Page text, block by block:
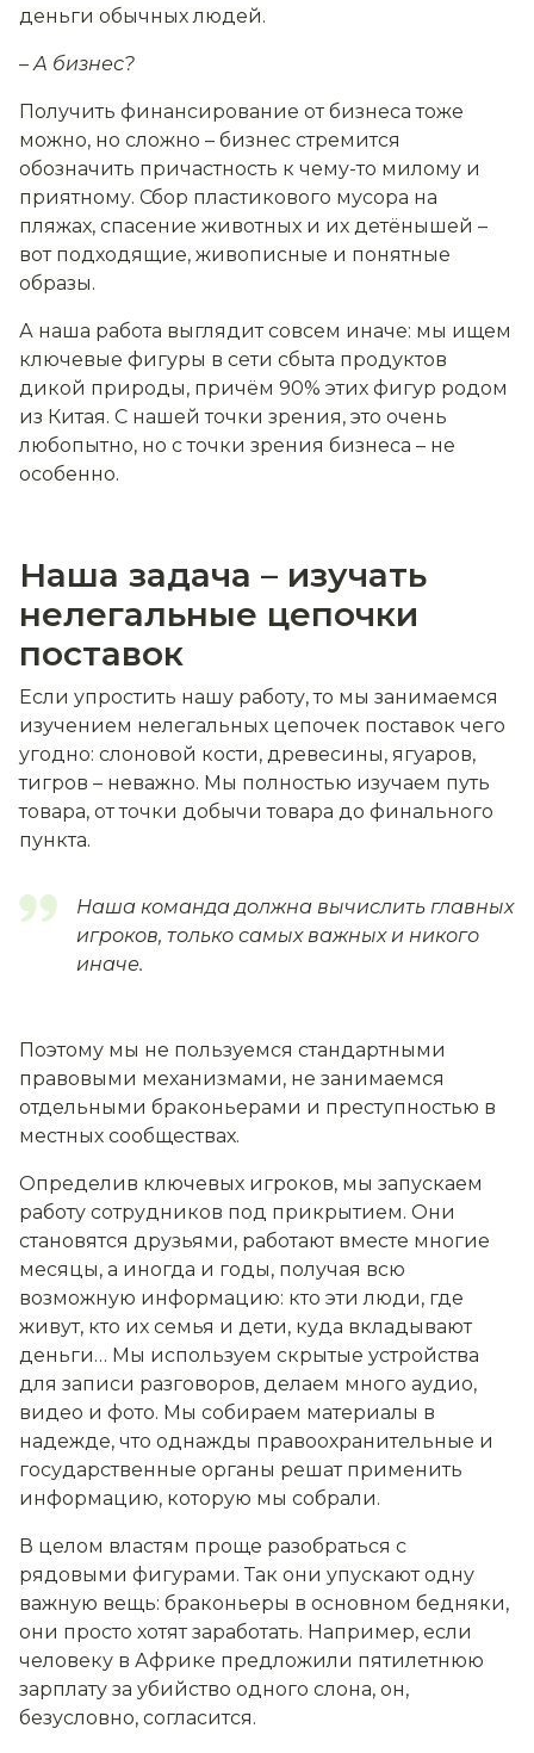
деньги обычных людей.
– А бизнес?
Получить финансирование от бизнеса тоже
можно, но сложно – бизнес стремится
обозначить причастность к чему-то милому и
приятному. Сбор пластикового мусора на
пляжах, спасение животных и их детёнышей –
вот подходящие, живописные и понятные
образы.
А наша работа выглядит совсем иначе: мы ищем
ключевые фигуры в сети сбыта продуктов
дикой природы, причём 90% этих фигур родом
из Китая. С нашей точки зрения, это очень
любопытно, но с точки зрения бизнеса – не
особенно.
Наша задача – изучать
нелегальные цепочки
поставок
Если упростить нашу работу, то мы занимаемся
изучением нелегальных цепочек поставок чего
угодно: слоновой кости, древесины, ягуаров,
тигров – неважно. Мы полностью изучаем путь
товара, от точки добычи товара до финального
пункта.
Наша команда должна вычислить главных
игроков, только самых важных и никого
иначе.
Поэтому мы не пользуемся стандартными
правовыми механизмами, не занимаемся
отдельными браконьерами и преступностью в
местных сообществах.
Определив ключевых игроков, мы запускаем
работу сотрудников под прикрытием. Они
становятся друзьями, работают вместе многие
месяцы, а иногда и годы, получая всю
возможную информацию: кто эти люди, где
живут, кто их семья и дети, куда вкладывают
деньги… Мы используем скрытые устройства
для записи разговоров, делаем много аудио,
видео и фото. Мы собираем материалы в
надежде, что однажды правоохранительные и
государственные органы решат применить
информацию, которую мы собрали.
В целом властям проще разобраться с
рядовыми фигурами. Так они упускают одну
важную вещь: браконьеры в основном бедняки,
они просто хотят заработать. Например, если
человеку в Африке предложили пятилетнюю
зарплату за убийство одного слона, он,
безусловно, согласится.